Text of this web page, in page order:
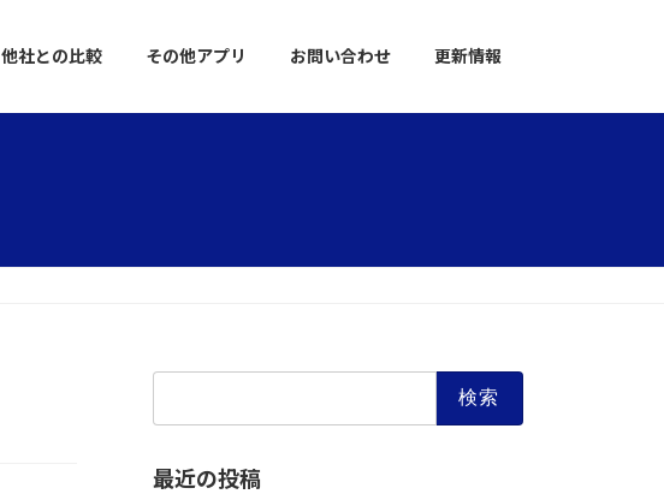
他社との比較 その他アプリ お問い合わせ 更新情報
最近の投稿